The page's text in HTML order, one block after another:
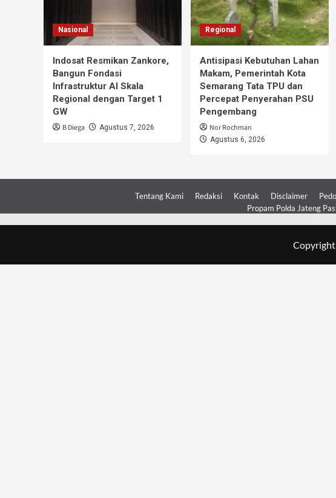
Nasional
Indosat Resmikan Zankore,
Bangun Fondasi
Infrastruktur AI Skala
Regional dengan Target 1
GW
B Diega Agustus 7, 2026
Regional
Antisipasi Kebutuhan Lahan
Makam, Pemerintah Kota
Semarang Tata TPU dan
Percepat Penyerahan PSU
Pengembang
Nor Rochman
Agustus 6, 2026
Tentang Kami Redaksi Kontak Disclaimer
Propam Polda Jateng